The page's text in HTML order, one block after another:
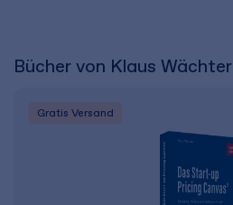
Bücher von Klaus Wächter
Gratis Versand